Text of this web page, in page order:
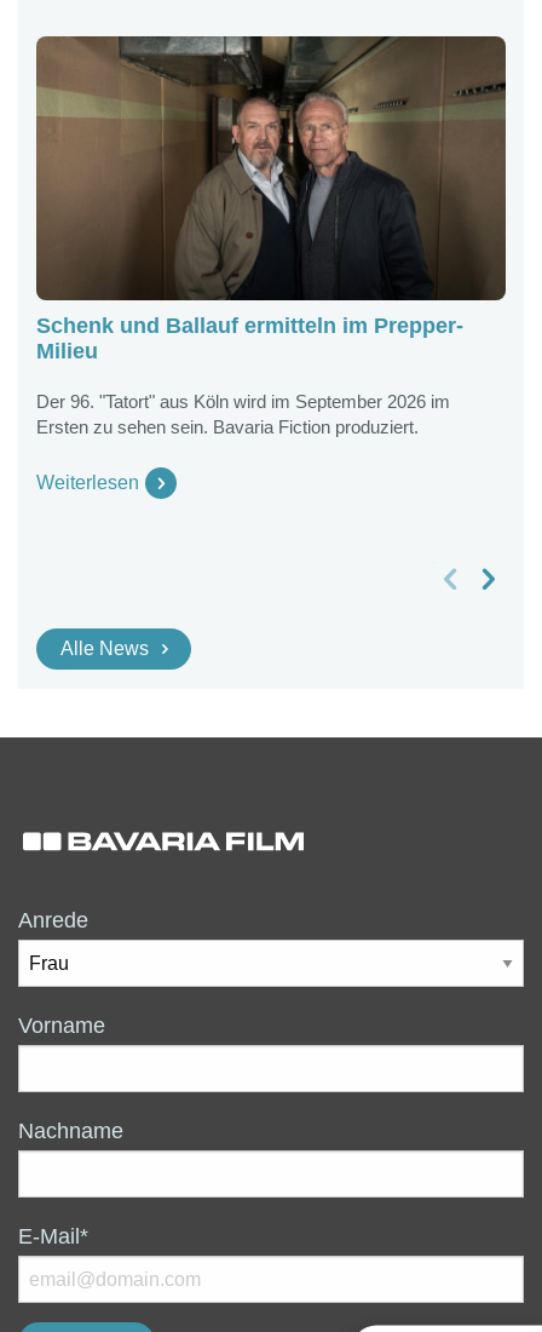
Schenk und Ballauf ermitteln im Prepper-
Milieu
Der 96. "Tatort" aus Köln wird im September 2026 im
Ersten zu sehen sein. Bavaria Fiction produziert.
Weiterlesen
Alle News
Anrede
Vorname
Nachname
E-Mail*